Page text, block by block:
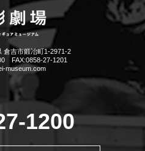
倉吉市鍛冶町1-2971-2
FAX:0858-27-1201
museum.com
1200